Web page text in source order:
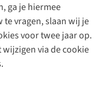
ga je hiermee
vragen, slaan wij je
voor twee jaar op.
via de cookie
voorwaarden